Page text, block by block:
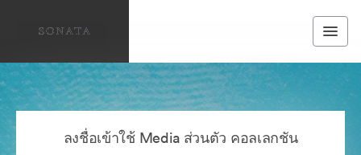
ลงชื่อเข้าใช้ Media ส่วนตัว คอลเลกชัน